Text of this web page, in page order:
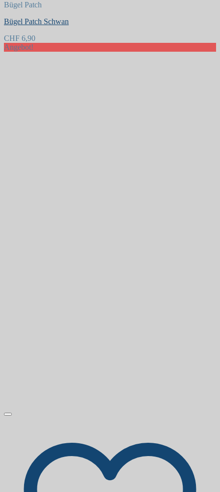
Bügel Patch
Bügel Patch Schwan
CHF 6,90
Angebot!